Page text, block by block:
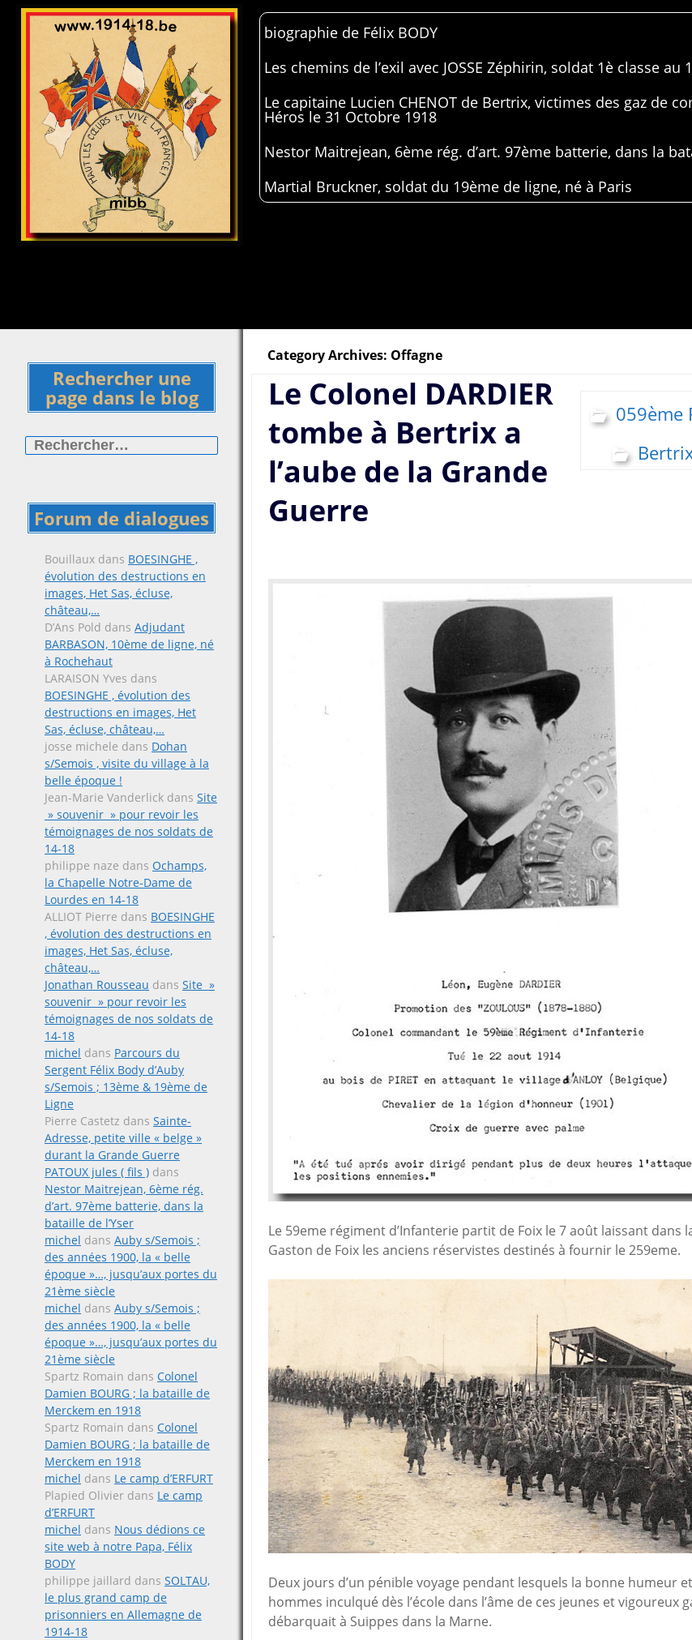
biographie de Félix BODY
Les chemins de l’exil avec JOSSE Zéphirin, soldat 1è classe au
Le capitaine Lucien CHENOT de Bertrix, victimes des gaz de
Héros le 31 Octobre 1918
Nestor Maitrejean, 6ème rég. d’art. 97ème batterie, dans la
Martial Bruckner, soldat du 19ème de ligne, né à Paris
Rechercher une
page dans le blog
Forum de dialogues
Bouillaux dans BOESINGHE ,
évolution des destructions en
images, Het Sas, écluse,
château,…
D’Ans Pold dans Adjudant
BARBASON, 10ème de ligne, né
à Rochehaut
LARAISON Yves dans
BOESINGHE , évolution des
destructions en images, Het
Sas, écluse, château,…
josse michele dans Dohan
s/Semois , visite du village à la
belle époque !
Jean-Marie Vanderlick dans Site
» souvenir » pour revoir les
témoignages de nos soldats de
14-18
philippe naze dans Ochamps,
la Chapelle Notre-Dame de
Lourdes en 14-18
ALLIOT Pierre dans BOESINGHE
, évolution des destructions en
images, Het Sas, écluse,
château,…
Jonathan Rousseau dans Site »
souvenir » pour revoir les
témoignages de nos soldats de
14-18
michel dans Parcours du
Sergent Félix Body d’Auby
s/Semois ; 13ème & 19ème de
Ligne
Pierre Castetz dans Sainte-
Adresse, petite ville « belge »
durant la Grande Guerre
PATOUX jules ( fils ) dans
Nestor Maitrejean, 6ème rég.
d’art. 97ème batterie, dans la
bataille de l’Yser
michel dans Auby s/Semois ;
des années 1900, la « belle
époque »…, jusqu’aux portes du
21ème siècle
michel dans Auby s/Semois ;
des années 1900, la « belle
époque »…, jusqu’aux portes du
21ème siècle
Spartz Romain dans Colonel
Damien BOURG ; la bataille de
Merckem en 1918
Spartz Romain dans Colonel
Damien BOURG ; la bataille de
Merckem en 1918
michel dans Le camp d’ERFURT
Plapied Olivier dans Le camp
d’ERFURT
michel dans Nous dédions ce
site web à notre Papa, Félix
BODY
philippe jaillard dans SOLTAU,
le plus grand camp de
prisonniers en Allemagne de
1914-18
Category Archives: Offagne
059ème
Le Colonel DARDIER
tombe à Bertrix a
l’aube de la Grande
Guerre
Le 59eme régiment d’Infanterie partit de Foix le 7 août laissant dans
Gaston de Foix les anciens réservistes destinés à fournir le 259eme.
Deux jours d’un pénible voyage pendant lesquels la bonne humeur
hommes inculqué dès l’école dans l’âme de ces jeunes et vigoureux
débarquait à Suippes dans la Marne.